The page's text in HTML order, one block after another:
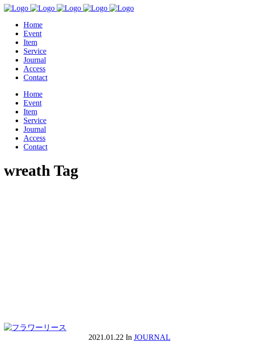
Home
Event
Item
Service
Journal
Access
Contact
Home
Event
Item
Service
Journal
Access
Contact
wreath Tag
2021.01.22 In JOURNAL